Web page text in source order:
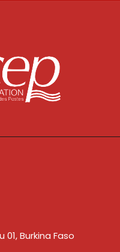
Burkina Faso